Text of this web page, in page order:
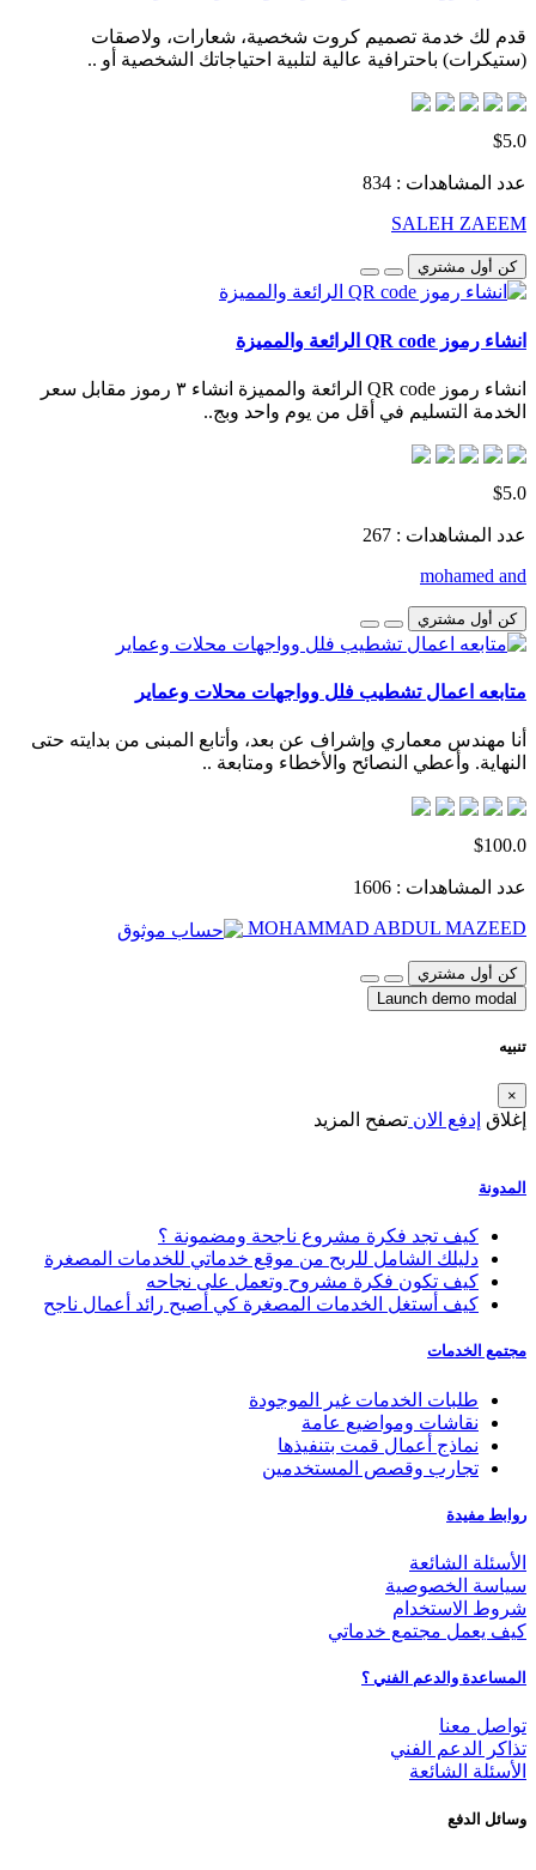
قدم لك خدمة تصميم كروت شخصية، شعارات، ولاصقات
(ستيكرات) باحترافية عالية لتلبية احتياجاتك الشخصية أو ..
$5.0
عدد المشاهدات : 834
SALEH ZAEEM
كن أول مشتري
انشاء رموز QR code الرائعة والمميزة
انشاء رموز QR code الرائعة والمميزة انشاء ٣ رموز مقابل سعر
الخدمة التسليم في أقل من يوم واحد وبج..
$5.0
عدد المشاهدات : 267
mohamed and
كن أول مشتري
متابعه اعمال تشطيب فلل وواجهات محلات وعماير
أنا مهندس معماري وإشراف عن بعد، وأتابع المبنى من بدايته حتى
النهاية. وأعطي النصائح والأخطاء ومتابعة ..
$100.0
عدد المشاهدات : 1606
MOHAMMAD ABDUL MAZEED
كن أول مشتري
Launch demo modal
تنبيه
×
إغلاق إدفع الان تصفح المزيد
المدونة
كيف تجد فكرة مشروع ناجحة ومضمونة ؟
دليلك الشامل للربح من موقع خدماتي للخدمات المصغرة
كيف تكون فكرة مشروح وتعمل على نجاحه
كيف أستغل الخدمات المصغرة كي أصبح رائد أعمال ناجح
مجتمع الخدمات
طلبات الخدمات غير الموجودة
نقاشات ومواضيع عامة
نماذج أعمال قمت بتنفيذها
تجارب وقصص المستخدمين
روابط مفيدة
الأسئلة الشائعة
سياسة الخصوصية
شروط الاستخدام
كيف يعمل مجتمع خدماتي
المساعدة والدعم الفني ؟
تواصل معنا
تذاكر الدعم الفني
الأسئلة الشائعة
وسائل الدفع